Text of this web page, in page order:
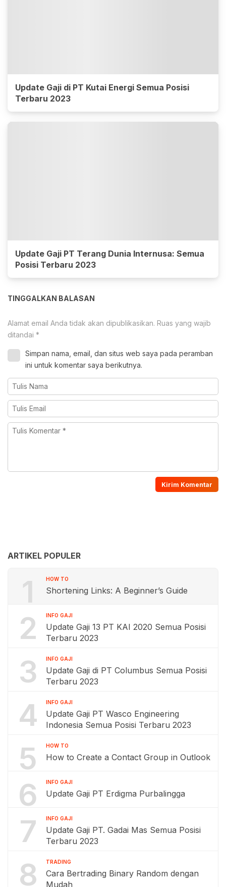
Update Gaji di PT Kutai Energi Semua Posisi
Terbaru 2023
Update Gaji PT Terang Dunia Internusa: Semua
Posisi Terbaru 2023
TINGGALKAN BALASAN
Alamat email Anda tidak akan dipublikasikan. Ruas yang wajib
ditandai *
Simpan nama, email, dan situs web saya pada peramban
ini untuk komentar saya berikutnya.
ARTIKEL POPULER
1 HOW TO
Shortening Links: A Beginner’s Guide
2 INFO GAJI
Update Gaji 13 PT KAI 2020 Semua Posisi
Terbaru 2023
3 INFO GAJI
Update Gaji di PT Columbus Semua Posisi
Terbaru 2023
4 INFO GAJI
Update Gaji PT Wasco Engineering
Indonesia Semua Posisi Terbaru 2023
5 HOW TO
How to Create a Contact Group in Outlook
6 INFO GAJI
Update Gaji PT Erdigma Purbalingga
7 INFO GAJI
Update Gaji PT. Gadai Mas Semua Posisi
Terbaru 2023
8 TRADING
Cara Bertrading Binary Random dengan
Mudah